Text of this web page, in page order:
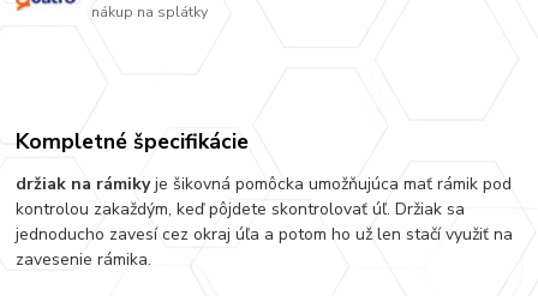
nákup na splátky
Kompletné špecifikácie
držiak na rámikyje šikovná pomôcka umožňujúca mať rámik pod
kontrolou zakaždým, keď pôjdete skontrolovať úľ. Držiak sa
jednoducho zavesí cez okraj úľa a potom ho už len stačí využiť na
zavesenie rámika.